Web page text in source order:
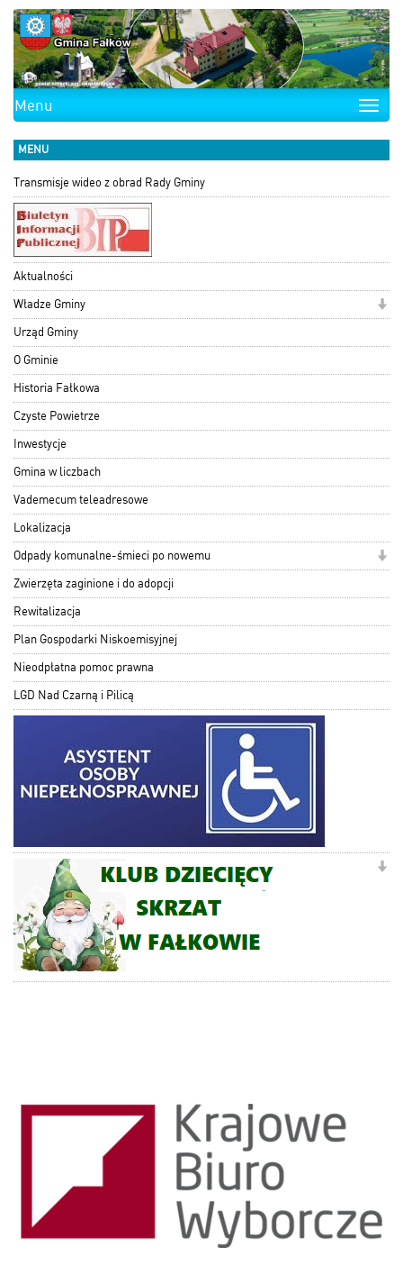
Toggle
Menu
MENU
Transmisje wideo z obrad Rady Gminy
Aktualności
Władze Gminy
Urząd Gminy
O Gminie
Historia Fałkowa
Czyste Powietrze
Inwestycje
Gmina w liczbach
Vademecum teleadresowe
Lokalizacja
Odpady komunalne-śmieci po nowemu
Zwierzęta zaginione i do adopcji
Rewitalizacja
Plan Gospodarki Niskoemisyjnej
Nieodpłatna pomoc prawna
LGD Nad Czarną i Pilicą